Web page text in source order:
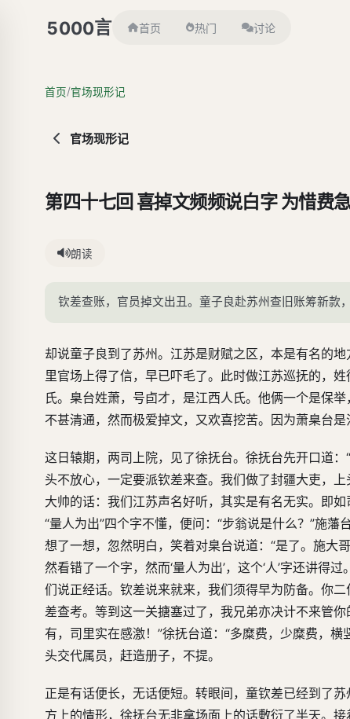
5000言 首页 热门 讨论
首页/官场现形记
官场现形记
第四十七回 喜掉文频频说白字 为惜费
朗读
钦差查账，官员掉文出丑。童子良赴苏州查旧账筹新款
却说童子良到了苏州。江苏是财赋之区，本是有名的
里官场上得了信，早已吓毛了。此时做江苏巡抚的，
氏。臬台姓萧，号卣才，是江西人氏。他俩一个是保
不甚清通，然而极爱掉文，又欢喜挖苦。因为萧臬台
这日辕期，两司上院，见了徐抚台。徐抚台先开口道
头不放心，一定要派钦差来查。我们做了封疆大吏，
大帅的话：我们江苏声名好听，其实是有名无实。即
“量人为出”四个字不懂，便问：“步翁说是什么？”施藩
想了一想，忽然明白，笑着对臬台说道：“是了。施大
然看错了一个字，然而‘量人为出’，这个‘人’字还讲得
们说正经话。钦差说来就来，我们须得早为防备。你
差查考。等到这一关搪塞过了，我兄弟亦决计不来管
有，司里实在感激！”徐抚台道：“多糜费，少糜费，
头交代属员，赶造册子，不提。
正是有话便长，无话便短。转眼间，童钦差已经到了
方上的情形，徐抚台无非拿场面上的话敷衍了半天。